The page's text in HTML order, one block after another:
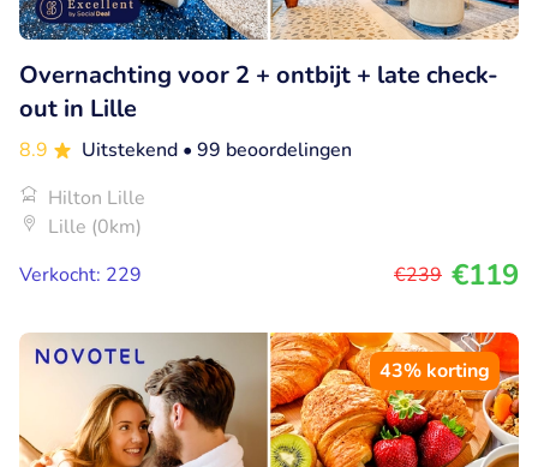
Overnachting voor 2 + ontbijt + late check-
out in Lille
8.9 Uitstekend • 99 beoordelingen
Hilton Lille
Lille (0km)
Verkocht: 229
€239 €119
43% korting